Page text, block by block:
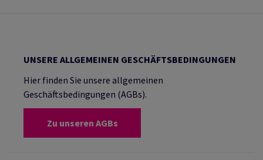
UNSERE ALLGEMEINEN GESCHÄFTSBEDINGUNGEN
Hier finden Sie unsere allgemeinen
Geschäftsbedingungen (AGBs).
Zu unseren AGBs